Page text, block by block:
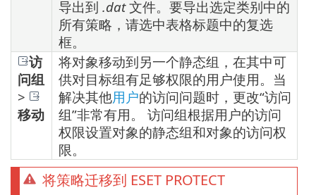
导出到 .dat文件。要导出选定类别中的
所有策略，请选中表格标题中的复选
框。
访
问组
>
移动
将对象移动到另一个静态组，在其中可
供对目标组有足够权限的用户使用。当
解决其他用户的访问问题时，更改“访问
组”非常有用。 访问组根据用户的访问
权限设置对象的静态组和对象的访问权
限。
将策略迁移到 ESET PROTECT